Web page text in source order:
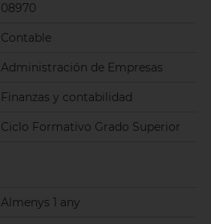
08970
Contable
Administración de Empresas
Finanzas y contabilidad
Ciclo Formativo Grado Superior
Almenys 1 any